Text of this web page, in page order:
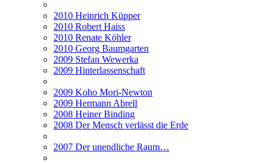
2010 Heinrich Küpper
2010 Robert Haiss
2010 Renate Köhler
2010 Georg Baumgarten
2009 Stefan Wewerka
2009 Hinterlassenschaft
2009 Koho Mori-Newton
2009 Hermann Abrell
2008 Heiner Binding
2008 Der Mensch verlässt die Erde
2007 Der unendliche Raum…